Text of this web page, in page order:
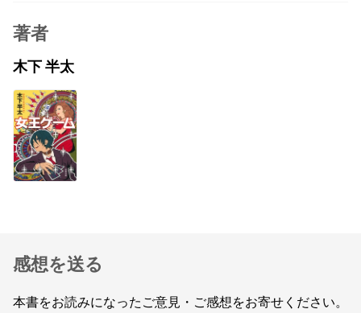
著者
木下 半太
感想を送る
本書をお読みになったご意見・ご感想をお寄せください。